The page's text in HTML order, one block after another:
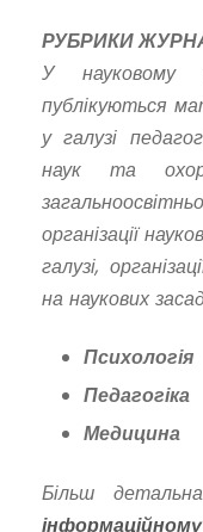
РУБРИКИ
У науковому
публікуються
у галузі
наук та
організації
галузі,
на наукових
Психологія
Педагогіка
Медицина
Більш